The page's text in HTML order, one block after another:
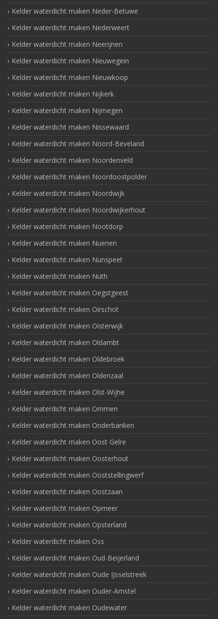
Kelder waterdicht maken Neder-Betuwe
Kelder waterdicht maken Nederweert
Kelder waterdicht maken Neerijnen
Kelder waterdicht maken Nieuwegein
Kelder waterdicht maken Nieuwkoop
Kelder waterdicht maken Nijkerk
Kelder waterdicht maken Nijmegen
Kelder waterdicht maken Nissewaard
Kelder waterdicht maken Noord-Beveland
Kelder waterdicht maken Noordenveld
Kelder waterdicht maken Noordoostpolder
Kelder waterdicht maken Noordwijk
Kelder waterdicht maken Noordwijkerhout
Kelder waterdicht maken Nootdorp
Kelder waterdicht maken Nuenen
Kelder waterdicht maken Nunspeet
Kelder waterdicht maken Nuth
Kelder waterdicht maken Oegstgeest
Kelder waterdicht maken Oirschot
Kelder waterdicht maken Oisterwijk
Kelder waterdicht maken Oldambt
Kelder waterdicht maken Oldebroek
Kelder waterdicht maken Oldenzaal
Kelder waterdicht maken Olst-Wijhe
Kelder waterdicht maken Ommen
Kelder waterdicht maken Onderbanken
Kelder waterdicht maken Oost Gelre
Kelder waterdicht maken Oosterhout
Kelder waterdicht maken Ooststellingwerf
Kelder waterdicht maken Oostzaan
Kelder waterdicht maken Opmeer
Kelder waterdicht maken Opsterland
Kelder waterdicht maken Oss
Kelder waterdicht maken Oud-Beijerland
Kelder waterdicht maken Oude IJsselstreek
Kelder waterdicht maken Ouder-Amstel
Kelder waterdicht maken Oudewater